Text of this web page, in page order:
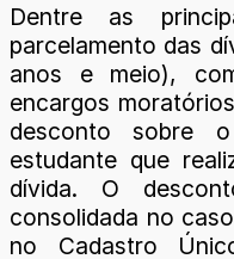
Dentre as
parcelamento das
anos e meio),
encargos
desconto sobre
estudante que
dívida. O
consolidada no
no Cadastro